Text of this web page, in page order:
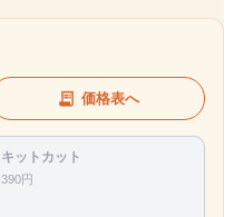
receipt_long 価格表へ
キットカット
390円